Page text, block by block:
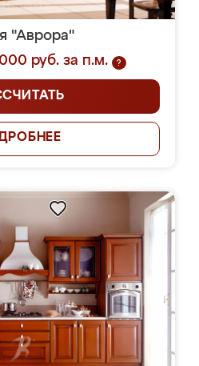
"Аврора"
руб. за п.м.
?